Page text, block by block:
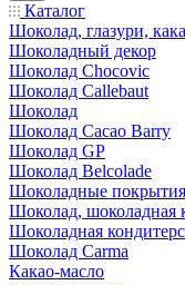
Каталог
Шоколад, глазури,
Шоколадный декор
Шоколад Chocovic
Шоколад Callebaut
Шоколад
Шоколад Cacao Barry
Шоколад GP
Шоколад Belcolade
Шоколадные
Шоколад, шоколадная
Шоколадная
Шоколад Carma
Какао-масло